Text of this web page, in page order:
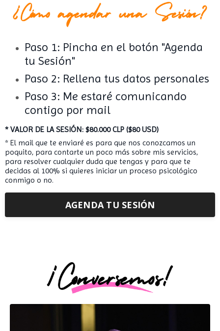
Paso 1: Pincha en el botón "Agenda
tu Sesión"
Paso 2: Rellena tus datos personales
Paso 3: Me estaré comunicando
contigo por mail
* VALOR DE LA SESIÓN: $80.000 CLP ($80 USD)
* El mail que te enviaré es para que nos conozcamos un
poquito, para contarte un poco más sobre mis servicios,
para resolver cualquier duda que tengas y para que te
decidas al 100% si quieres iniciar un proceso psicológico
conmigo o no.
AGENDA TU SESIÓN